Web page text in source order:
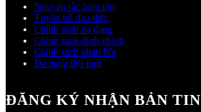
Nguyên tắc biên tập
Tuyên bố đạo đức
Chính sách đa dạng
Chính sách đính chính
Chính sách phản hồi
Đa dạng đội ngũ
ĐĂNG KÝ NHẬN BẢN TIN